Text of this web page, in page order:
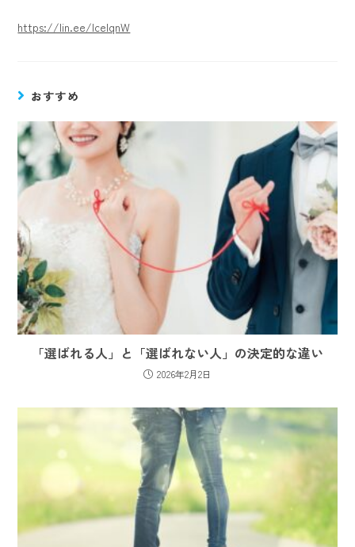
https://lin.ee/lcelqnW
おすすめ
「選ばれる人」と「選ばれない人」の決定的な違い
2026年2月2日